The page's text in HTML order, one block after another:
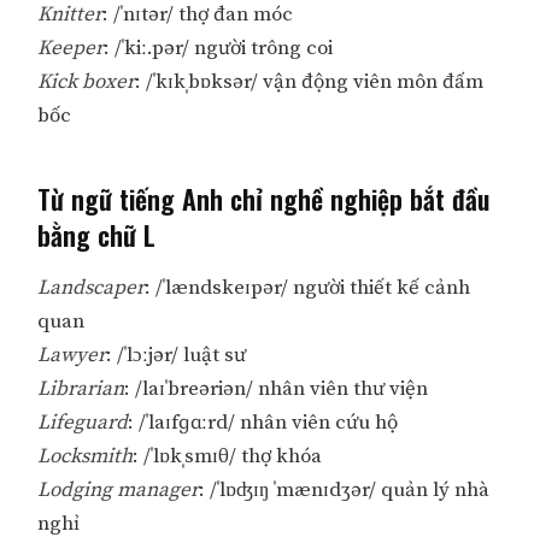
Knitter: /ˈnɪtər/ thợ đan móc
Keeper: /ˈkiː.pər/ người trông coi
Kick boxer: /ˈkɪkˌbɒksər/ vận động viên môn đấm
bốc
Từ ngữ tiếng Anh chỉ nghề nghiệp bắt đầu
bằng chữ L
Landscaper: /ˈlændskeɪpər/ người thiết kế cảnh
quan
Lawyer: /ˈlɔːjər/ luật sư
Librarian: /laɪˈbreəriən/ nhân viên thư viện
Lifeguard: /ˈlaɪfɡɑːrd/ nhân viên cứu hộ
Locksmith: /ˈlɒkˌsmɪθ/ thợ khóa
Lodging manager: /ˈlɒʤɪŋ ˈmænɪdʒər/ quản lý nhà
nghỉ